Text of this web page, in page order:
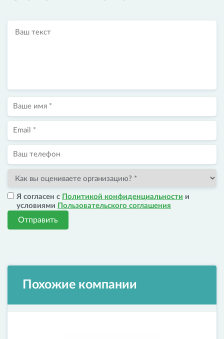
Я согласен с Политикой конфиденциальности и
условиями Пользовательского соглашения
Отправить
Похожие компании